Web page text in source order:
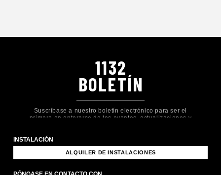
1132
BOLETÍN
Suscríbase a nuestro boletín electrónico para ser el
primero en enterarse de los eventos, actualizaciones y
INSTALACIÓN
ALQUILER DE INSTALACIONES